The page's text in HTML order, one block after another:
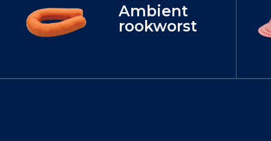
Ambient
rookworst